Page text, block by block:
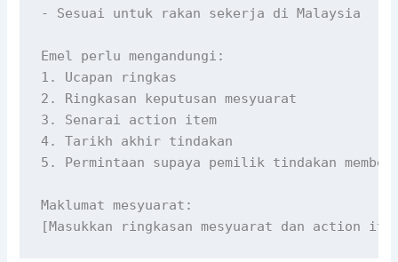
- Sesuai untuk rakan sekerja di Malaysia
Emel perlu mengandungi:
1. Ucapan ringkas
2. Ringkasan keputusan mesyuarat
3. Senarai action item
4. Tarikh akhir tindakan
5. Permintaan supaya pemilik tindakan
Maklumat mesyuarat:
[Masukkan ringkasan mesyuarat dan action